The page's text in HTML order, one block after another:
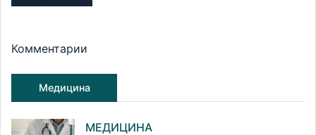
Комментарии
Медицина
МЕДИЦИНА